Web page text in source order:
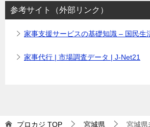
参考サイト（外部リンク）
家事支援サービスの基礎知識 – 国民生
家事代行 | 市場調査データ | J-Net21
プロカジ TOP 宮城県 宮城県